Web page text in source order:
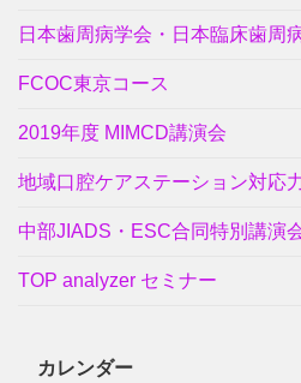
日本歯周病学会・日本臨床歯周
FCOC東京コース
2019年度 MIMCD講演会
地域口腔ケアステーション対応
中部JIADS・ESC合同特別講演
TOP analyzer セミナー
カレンダー